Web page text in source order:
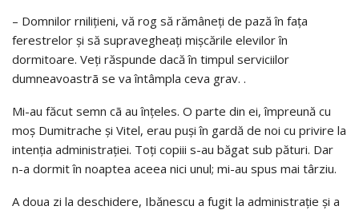
– Domnilor rniliţieni, vă rog să rămâneţi de pază în faţa
ferestrelor şi să supravegheaţi mişcările elevilor în
dormitoare. Veţi răspunde dacă în timpul serviciilor
dumneavoastrã se va întâmpla ceva grav. .
Mi-au făcut semn cã au înţeles. O parte din ei, împreună cu
moş Dumitrache şi Vitel, erau puşi în gardă de noi cu privire la
intenţia administraţiei. Toţi copiii s-au băgat sub pături. Dar
n-a dormit în noaptea aceea nici unul; mi-au spus mai târziu.
A doua zi la deschidere, Ibănescu a fugit la administraţie şi a